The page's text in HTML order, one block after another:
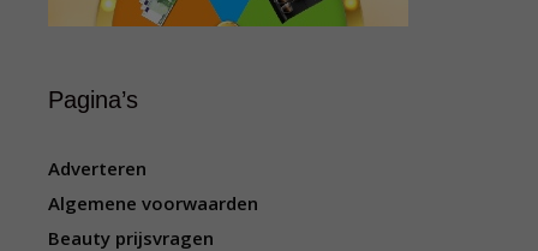
Pagina’s
Adverteren
Algemene voorwaarden
Beauty prijsvragen